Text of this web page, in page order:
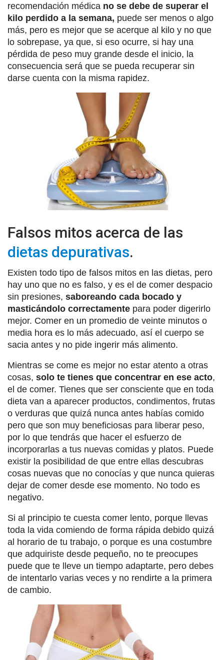
recomendación médica no se debe de superar el
kilo perdido a la semana, puede ser menos o algo
más, pero es mejor que se acerque al kilo y no que
lo sobrepase, ya que, si eso ocurre, si hay una
pérdida de peso muy grande desde el inicio, la
consecuencia será que se pueda recuperar sin
darse cuenta con la misma rapidez.
Falsos mitos acerca de las
dietas depurativas.
Existen todo tipo de falsos mitos en las dietas, pero
hay uno que no es falso, y es el de comer despacio
sin presiones, saboreando cada bocado y
masticándolo correctamente para poder digerirlo
mejor. Comer en un promedio de veinte minutos o
media hora es lo más adecuado, así el cuerpo se
sacia antes y no pide ingerir más alimento.
Mientras se come es mejor no estar atento a otras
cosas, solo te tienes que concentrar en ese acto,
el de comer. Tienes que ser consciente que en toda
dieta van a aparecer productos, condimentos, frutas
o verduras que quizá nunca antes habías comido
pero que son muy beneficiosas para liberar peso,
por lo que tendrás que hacer el esfuerzo de
incorporarlas a tus nuevas comidas y platos. Puede
existir la posibilidad de que entre ellas descubras
cosas nuevas que no conocías y que nunca quieras
dejar de comer desde ese momento. No todo es
negativo.
Si al principio te cuesta comer lento, porque llevas
toda la vida comiendo de forma rápida debido quizá
al horario de tu trabajo, o porque es una costumbre
que adquiriste desde pequeño, no te preocupes
puede que te lleve un tiempo adaptarte, pero debes
de intentarlo varias veces y no rendirte a la primera
de cambio.